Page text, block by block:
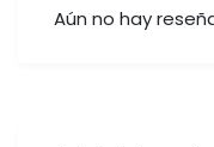
Aún no hay